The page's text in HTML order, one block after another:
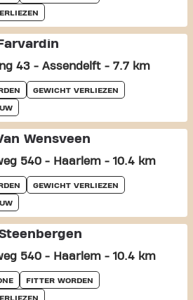
43 - Assendelft - 7.7 km
GEWICHT VERLIEZEN
Wensveen
540 - Haarlem - 10.4 km
GEWICHT VERLIEZEN
540 - Haarlem - 10.4 km
FITTER WORDEN